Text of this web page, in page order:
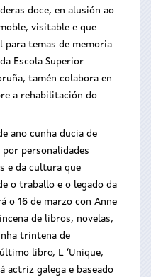
doce, en alusión ao
visitable e que
temas de memoria
Escola Superior
tamén colabora en
a rehabilitación do
ano cunha ducia de
personalidades
e da cultura que
o traballo e o legado da
o 16 de marzo con Anne
de libros, novelas,
trintena de
libro, L ‘Unique,
actriz galega e baseado